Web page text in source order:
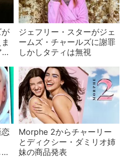
ジェフリー・スターがジェ
ームズ・チャールズに謝罪
しかしタティは無視
Morphe 2からチャーリー
とディクシー・ダミリオ姉
妹の商品発表